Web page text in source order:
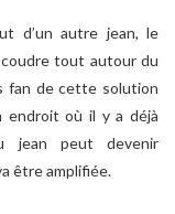
d’un autre jean, le
tout autour du
fan de cette solution
endroit où il y a déjà
jean peut devenir
être amplifiée.